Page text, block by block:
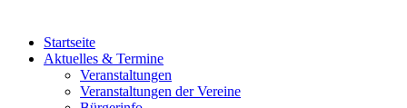
Startseite
Aktuelles & Termine
Veranstaltungen
Veranstaltungen der Vereine